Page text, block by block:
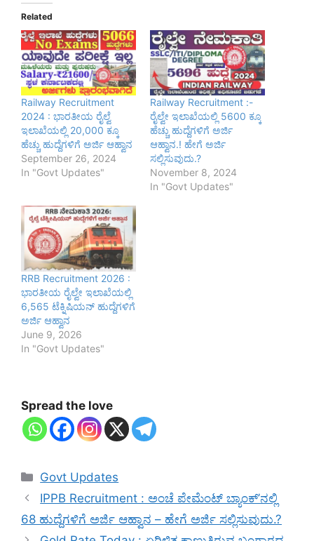
Related
Railway Recruitment
2024 : ಭಾರತೀಯ ರೈಲ್ವೆ
ಇಲಾಖೆಯಲ್ಲಿ 20,000 ಕ್ಕೂ
ಹೆಚ್ಚು ಹುದ್ದೆಗಳಿಗೆ ಅರ್ಜಿ ಆಹ್ವಾನ
September 26, 2024
In "Govt Updates"
Railway Recruitment :-
ರೈಲ್ವೇ ಇಲಾಖೆಯಲ್ಲಿ 5600 ಕ್ಕೂ
ಹೆಚ್ಚು ಹುದ್ದೆಗಳಿಗೆ ಅರ್ಜಿ
ಆಹ್ವಾನ.! ಹೇಗೆ ಅರ್ಜಿ
ಸಲ್ಲಿಸುವುದು.?
November 8, 2024
In "Govt Updates"
RRB Recruitment 2026 :
ಭಾರತೀಯ ರೈಲ್ವೇ ಇಲಾಖೆಯಲ್ಲಿ
6,565 ಟೆಕ್ನಿಷಿಯನ್ ಹುದ್ದೆಗಳಿಗೆ
ಅರ್ಜಿ ಆಹ್ವಾನ
June 9, 2026
In "Govt Updates"
Spread the love
Categories
Govt Updates
IPPB Recruitment : ಅಂಚೆ ಪೇಮೆಂಟ್ ಬ್ಯಾಂಕ್’ನಲ್ಲಿ
68 ಹುದ್ದೆಗಳಿಗೆ ಅರ್ಜಿ ಆಹ್ವಾನ – ಹೇಗೆ ಅರ್ಜಿ ಸಲ್ಲಿಸುವುದು.?